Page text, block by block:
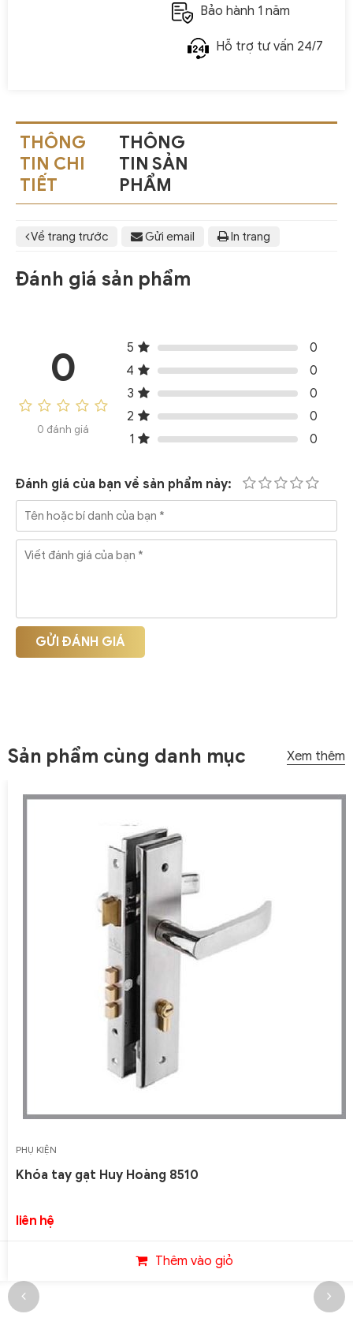
Bảo hành 1 năm
Hỗ trợ tư vấn 24/7
THÔNG
TIN CHI
TIẾT
THÔNG
TIN SẢN
PHẨM
Về trang trước Gửi email In trang
Đánh giá sản phẩm
0
0 đánh giá
5
0
4
0
3
0
2
0
1
0
Đánh giá của bạn về sản phẩm này:
GỬI ĐÁNH GIÁ
Sản phẩm cùng danh mục Xem thêm
PHỤ KIỆN
Khóa tay gạt Huy Hoàng 8510
liên hệ
Thêm vào giỏ